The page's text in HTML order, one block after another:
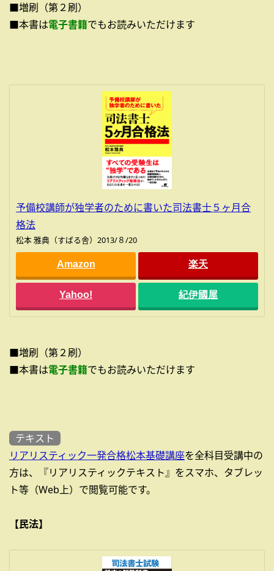
■増刷（第２刷）
■本書は電子書籍でもお読みいただけます
予備校講師が独学者のために書いた司法書士５ヶ月合
格法
松本 雅典（すばる舎）2013/８/20
Amazon 楽天
Yahoo! 紀伊國屋
■増刷（第２刷）
■本書は電子書籍でもお読みいただけます
テキスト
リアリスティック一発合格松本基礎講座を全科目受講中の
方は、『リアリスティックテキスト』をスマホ、タブレッ
ト等（Web上）で閲覧可能です。
【民法】